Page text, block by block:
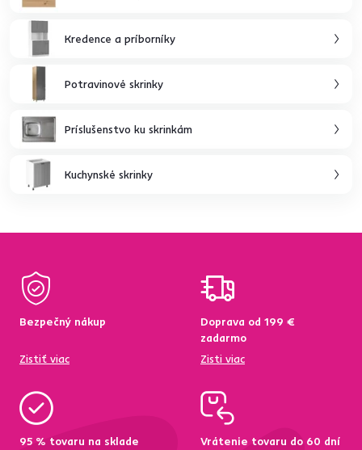
Kredence a príborníky
Potravinové skrinky
Príslušenstvo ku skrinkám
Kuchynské skrinky
Bezpečný nákup
Zistiť viac
Doprava od 199 €
zadarmo
Zisti viac
95 % tovaru na sklade
Vrátenie tovaru do 60 dní